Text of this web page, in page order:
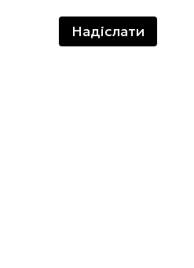
Надіслати